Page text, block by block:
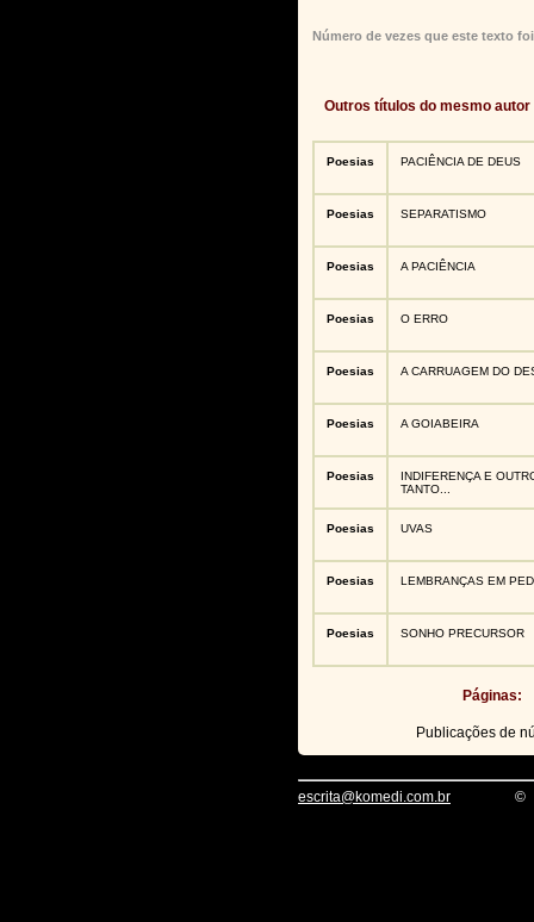
Número de vezes que este texto
Outros títulos do mesmo autor
Poesias PACIÊNCIA DE DEUS
Poesias SEPARATISMO
Poesias A PACIÊNCIA
Poesias O ERRO
Poesias A CARRUAGEM DO
Poesias A GOIABEIRA
Poesias
INDIFERENÇA E
TANTO...
Poesias UVAS
Poesias LEMBRANÇAS EM
Poesias SONHO PRECURSOR
Páginas:
Publicações de
escrita@komedi.com.br ©